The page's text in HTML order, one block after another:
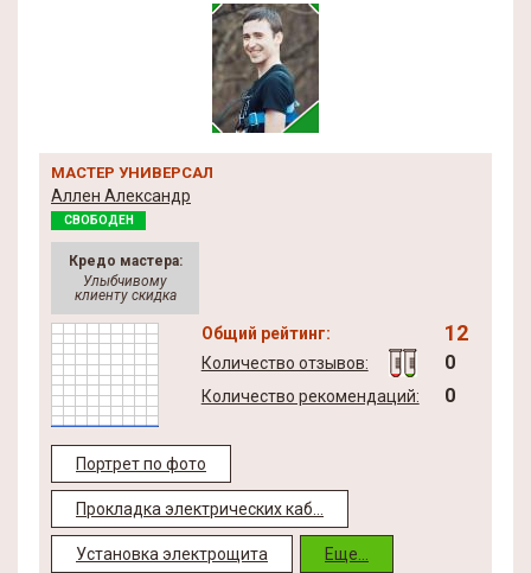
МАСТЕР УНИВЕРСАЛ
Аллен Александр
СВОБОДЕН
Кредо мастера:
Улыбчивому
клиенту скидка
Общий рейтинг: 12
Количество отзывов: 0
Количество рекомендаций: 0
Портрет по фото
Прокладка электрических каб...
Установка электрощита Еще...